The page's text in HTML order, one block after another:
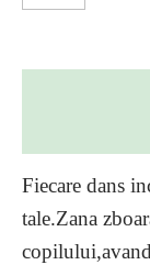
Fiecare dans
tale.Zana